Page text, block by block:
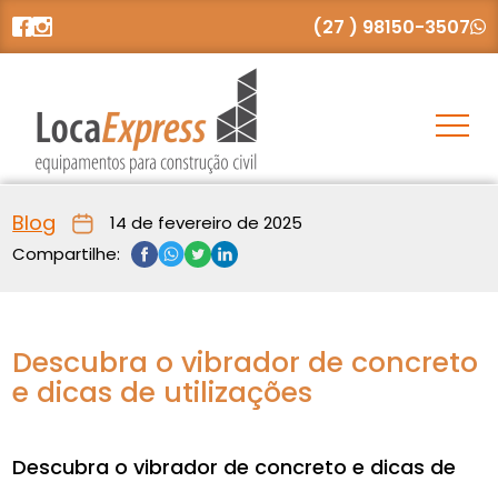
(27 ) 98150-3507
Blog
14 de fevereiro de 2025
Compartilhe:
Descubra o vibrador de concreto
e dicas de utilizações
Descubra o vibrador de concreto e dicas de